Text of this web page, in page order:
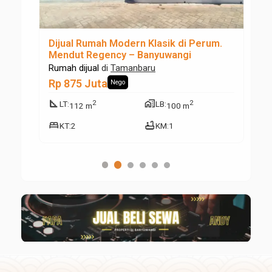
Dijual Rumah Modern Klasik di Perum.
Mendut Regency – Banyuwangi
Rumah dijual diTamanbaru
Rp 875 Juta Nego
square_footLT:112 m2 maps_home_workLB:100 m2
bedKT:2 bathtubKM:1